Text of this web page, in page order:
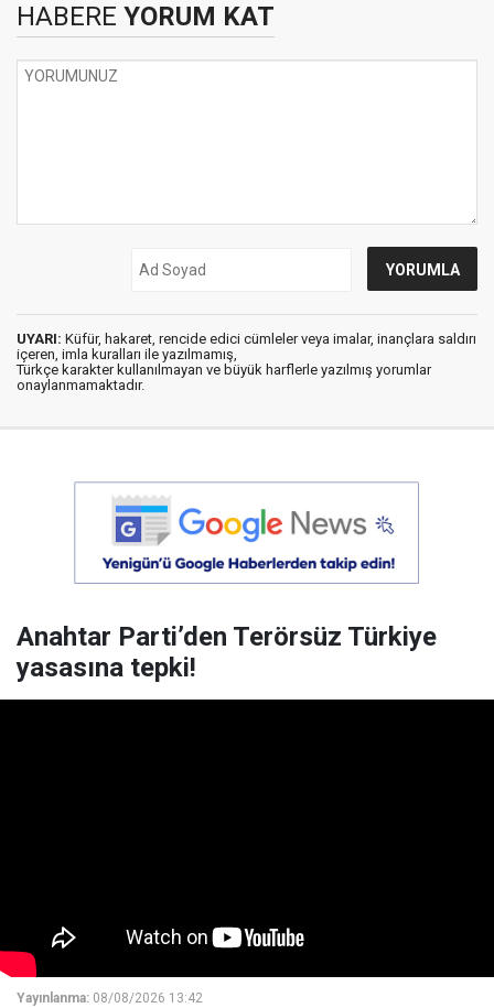
HABERE YORUM KAT
UYARI: Küfür, hakaret, rencide edici cümleler veya imalar, inançlara saldırı
içeren, imla kuralları ile yazılmamış,
Türkçe karakter kullanılmayan ve büyük harflerle yazılmış yorumlar
onaylanmamaktadır.
Anahtar Parti’den Terörsüz Türkiye
yasasına tepki!
Yayınlanma: 08/08/2026 13:42